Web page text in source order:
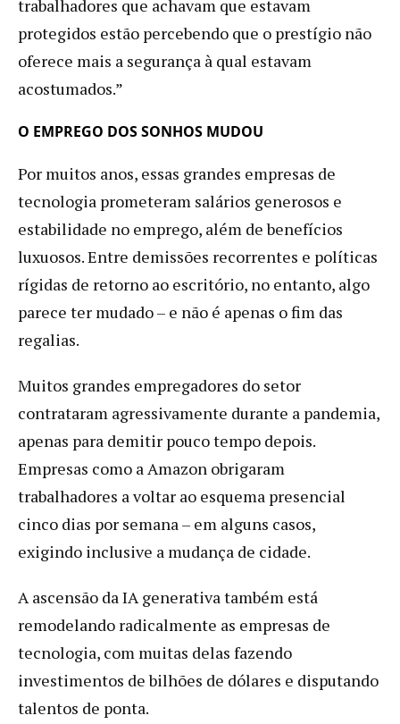
trabalhadores que achavam que estavam
protegidos estão percebendo que o prestígio não
oferece mais a segurança à qual estavam
acostumados.”
O EMPREGO DOS SONHOS MUDOU
Por muitos anos, essas grandes empresas de
tecnologia prometeram salários generosos e
estabilidade no emprego, além de benefícios
luxuosos. Entre demissões recorrentes e políticas
rígidas de retorno ao escritório, no entanto, algo
parece ter mudado – e não é apenas o fim das
regalias.
Muitos grandes empregadores do setor
contrataram agressivamente durante a pandemia,
apenas para demitir pouco tempo depois.
Empresas como a Amazon obrigaram
trabalhadores a voltar ao esquema presencial
cinco dias por semana – em alguns casos,
exigindo inclusive a mudança de cidade.
A ascensão da IA generativa também está
remodelando radicalmente as empresas de
tecnologia, com muitas delas fazendo
investimentos de bilhões de dólares e disputando
talentos de ponta.